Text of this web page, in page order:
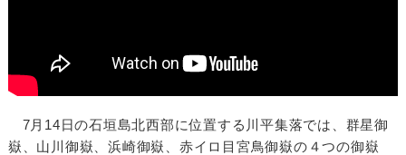
7月14日の石垣島北西部に位置する川平集落では、群星御
嶽、山川御嶽、浜崎御嶽、赤イロ目宮鳥御嶽の４つの御嶽